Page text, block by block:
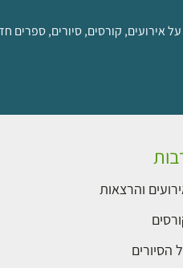
אירועים, קורסים, סיורים,
והרצאות
הסיורים